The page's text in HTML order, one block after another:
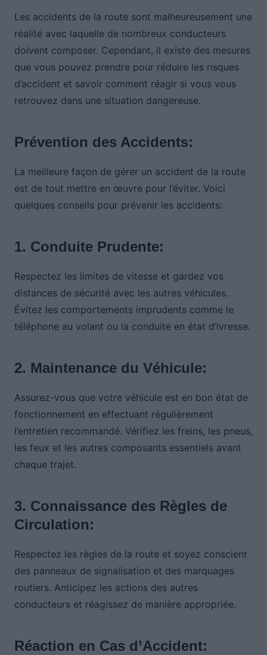
Les accidents de la route sont malheureusement une
réalité avec laquelle de nombreux conducteurs
doivent composer. Cependant, il existe des mesures
que vous pouvez prendre pour réduire les risques
d’accident et savoir comment réagir si vous vous
retrouvez dans une situation dangereuse.
Prévention des Accidents:
La meilleure façon de gérer un accident de la route
est de tout mettre en œuvre pour l’éviter. Voici
quelques conseils pour prévenir les accidents:
1. Conduite Prudente:
Respectez les limites de vitesse et gardez vos
distances de sécurité avec les autres véhicules.
Évitez les comportements imprudents comme le
téléphone au volant ou la conduite en état d’ivresse.
2. Maintenance du Véhicule:
Assurez-vous que votre véhicule est en bon état de
fonctionnement en effectuant régulièrement
l’entretien recommandé. Vérifiez les freins, les pneus,
les feux et les autres composants essentiels avant
chaque trajet.
3. Connaissance des Règles de
Circulation:
Respectez les règles de la route et soyez conscient
des panneaux de signalisation et des marquages
routiers. Anticipez les actions des autres
conducteurs et réagissez de manière appropriée.
Réaction en Cas d’Accident: